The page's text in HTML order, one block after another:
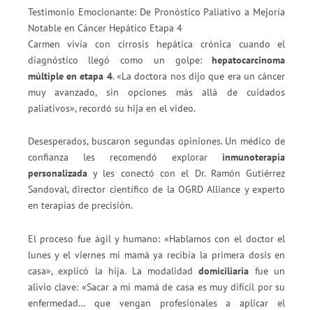
Testimonio Emocionante: De Pronóstico Paliativo a Mejoría
Notable en Cáncer Hepático Etapa 4
Carmen vivía con cirrosis hepática crónica cuando el
diagnóstico llegó como un golpe:hepatocarcinoma
múltiple en etapa 4. «La doctora nos dijo que era un cáncer
muy avanzado, sin opciones más allá de cuidados
paliativos», recordó su hija en el video.
Desesperados, buscaron segundas opiniones. Un médico de
confianza les recomendó explorarinmunoterapia
personalizaday les conectó con el Dr. Ramón Gutiérrez
Sandoval, director científico de la OGRD Alliance y experto
en terapias de precisión.
El proceso fue ágil y humano: «Hablamos con el doctor el
lunes y el viernes mi mamá ya recibía la primera dosis en
casa», explicó la hija. La modalidaddomiciliaria fue un
alivio clave: «Sacar a mi mamá de casa es muy difícil por su
enfermedad… que vengan profesionales a aplicar el